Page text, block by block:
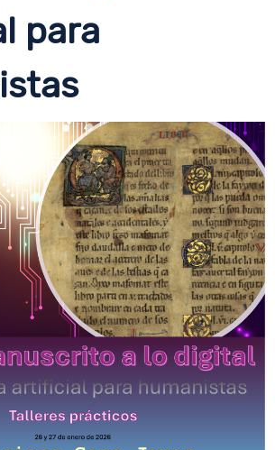
para